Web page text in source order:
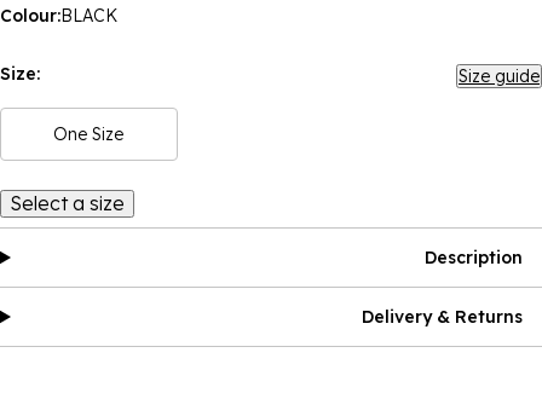
Colour:BLACK
Size: Size guide
One Size
Select a size
Description
Delivery & Returns